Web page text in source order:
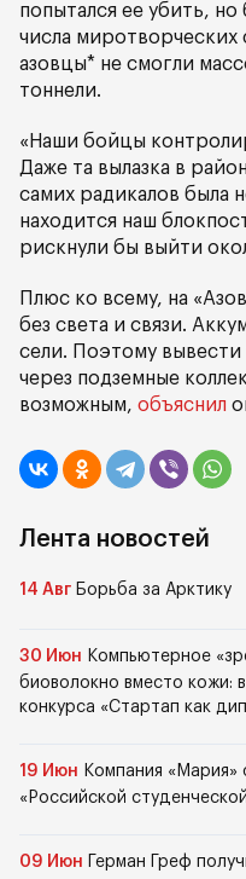
попытался ее убить,
числа миротворческих
азовцы* не смогли
тоннели.
«Наши бойцы
Даже та вылазка в
самих радикалов была
находится наш
рискнули бы выйти
Плюс ко всему, на
без света и связи.
сели. Поэтому вывести
через подземные
возможным, объяснил
Лента новостей
14 Авг Борьба за Арктику
30 Июн Компьютерное
биоволокно вместо кожи:
конкурса «Стартап как
19 Июн Компания «Мария»
«Российской
09 Июн Герман Греф